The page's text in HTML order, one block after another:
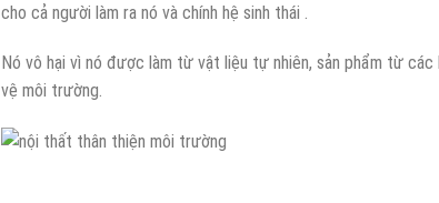
cho cả người làm ra nó và chính hệ sinh thái .
Nó vô hại vì nó được làm từ vật liệu tự nhiên, sản phẩm từ
vệ môi trường.